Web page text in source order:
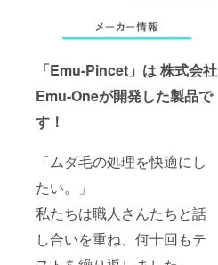
「Emu-Pincet」は株式会社
Emu-Oneが開発した製品で
す！
「ムダ毛の処理を快適にし
たい。」
私たちは職人さんたちと話
し合いを重ね、何十回もテ